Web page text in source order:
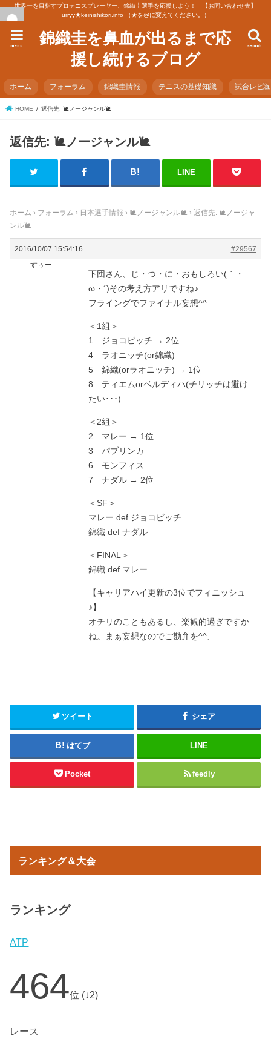
世界一を目指すプロテニスプレーヤー、錦織圭選手を応援しよう！ 【お問い合わせ先】
urryy★keinishikori.info （★を@に変えてください。）
錦織圭を鼻血が出るまで応
援し続けるブログ
search
menu
ホーム フォーラム 錦織圭情報 テニスの基礎知識 試合レビ
HOME 返信先: 🐌ノージャンル🐌
返信先: 🐌ノージャンル🐌
LINE
ホーム › フォーラム › 日本選手情報 › 🐌ノージャンル🐌 › 返信先: 🐌ノージャ
ンル🐌
2016/10/07 15:54:16
#29567
すぅー
下団さん、じ・つ・に・おもしろい(｀・
ω・´)その考え方アリですね♪
フライングでファイナル妄想^^
＜1組＞
1 ジョコビッチ → 2位
4 ラオニッチ(or錦織)
5 錦織(orラオニッチ) → 1位
8 ティエムorベルディハ(チリッチは避け
たい･･･)
＜2組＞
2 マレー → 1位
3 パブリンカ
6 モンフィス
7 ナダル → 2位
＜SF＞
マレー def ジョコビッチ
錦織 def ナダル
＜FINAL＞
錦織 def マレー
【キャリアハイ更新の3位でフィニッシュ
♪】
オチリのこともあるし、楽観的過ぎですか
ね。まぁ妄想なのでご勘弁を^^;
ツイート シェア
はてブ LINE
Pocket feedly
ランキング＆大会
ランキング
ATP
464位 (↓2)
レース